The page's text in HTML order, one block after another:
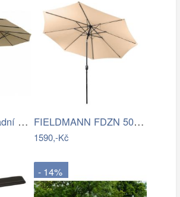
SONGMICS Zahradní slunečník Lyre šedý FIELDMANN FDZN 5006 Slunečník krémový 3…
1590,-Kč
- 14%